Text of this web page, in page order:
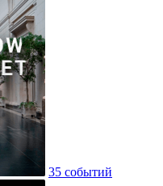
35 событий